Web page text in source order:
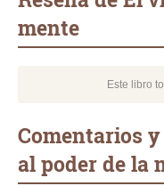
mente
Este libro
Comentarios
al poder de la